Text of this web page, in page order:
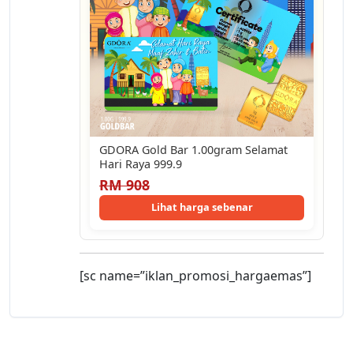
GDORA Gold Bar 1.00gram Selamat
Hari Raya 999.9
RM 908
Lihat harga sebenar
[sc name=”iklan_promosi_hargaemas”]